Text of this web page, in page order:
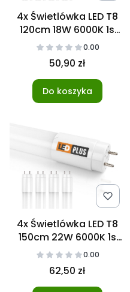
4x Świetlówka LED T8
120cm 18W 6000K 1s
NANO 0.00
50,90 zł
Do koszyka
4x Świetlówka LED T8
150cm 22W 6000K 1s
NANO 0.00
62,50 zł